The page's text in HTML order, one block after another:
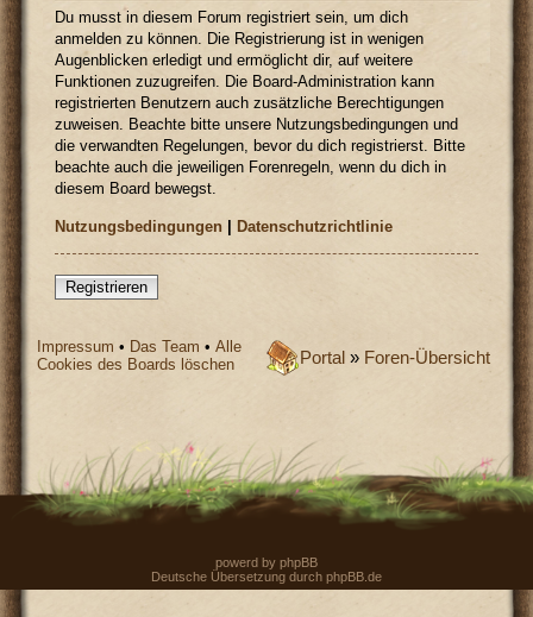
Du musst in diesem Forum registriert sein, um dich
anmelden zu können. Die Registrierung ist in wenigen
Augenblicken erledigt und ermöglicht dir, auf weitere
Funktionen zuzugreifen. Die Board-Administration kann
registrierten Benutzern auch zusätzliche Berechtigungen
zuweisen. Beachte bitte unsere Nutzungsbedingungen und
die verwandten Regelungen, bevor du dich registrierst. Bitte
beachte auch die jeweiligen Forenregeln, wenn du dich in
diesem Board bewegst.
Nutzungsbedingungen |Datenschutzrichtlinie
Registrieren
Portal » Foren-Übersicht
Impressum • Das Team •Alle
Cookies des Boards löschen
powerd by phpBB
Deutsche Übersetzung durch phpBB.de